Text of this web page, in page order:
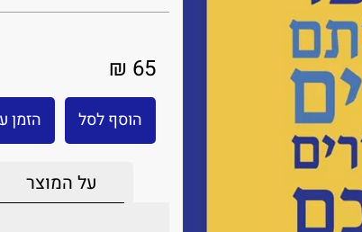
65 ₪
הוסף לסל הזמן
על המוצר